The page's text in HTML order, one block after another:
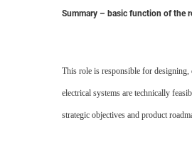
Summary – basic function of the
This role is responsible for
electrical systems are technically
strategic objectives and product